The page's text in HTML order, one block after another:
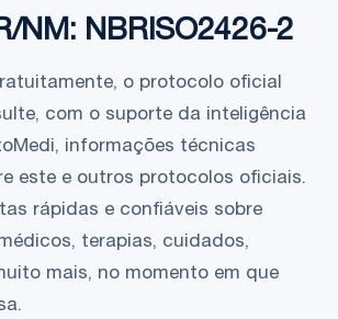
NM: NBRISO2426-2
o protocolo oficial
com o suporte da inteligência
informações técnicas
este e outros protocolos oficiais.
rápidas e confiáveis sobre
terapias, cuidados,
mais, no momento em que